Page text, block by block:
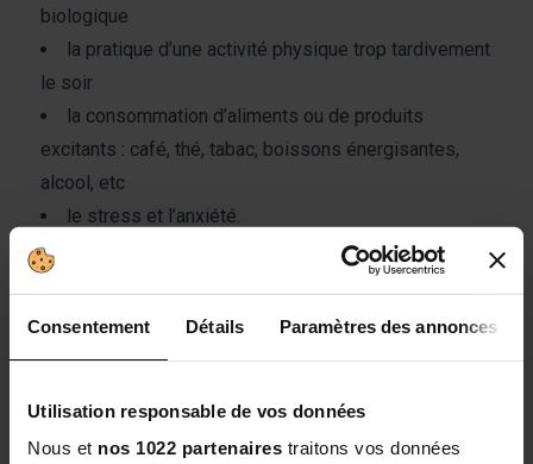
Consentement Détails Paramètres des annonces
Utilisation responsable de vos données
Nous et nos 1022 partenaires traitons vos données
biologique
la pratique d’une activité physique trop tardivement
le soir
la consommation d’aliments ou de produits
excitants : café, thé, tabac, boissons énergisantes,
alcool, etc
le stress et l’anxiété.
On répertorie différents types de troubles du sommeil
: les dyssomnies, les parasomnies et les troubles du
sommeil liés à une maladie ou à un trouble
d’insomnies, de difficultés à s’endormir, de
somnolences, etc.